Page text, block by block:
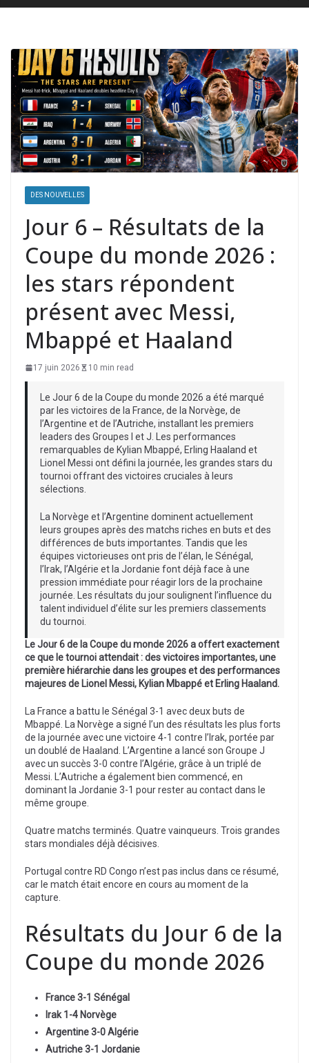
DES NOUVELLES
Jour 6 – Résultats de la
Coupe du monde 2026 :
les stars répondent
présent avec Messi,
Mbappé et Haaland
17 juin 2026 10 min read
Le Jour 6 de la Coupe du monde 2026 a été marqué
par les victoires de la France, de la Norvège, de
l’Argentine et de l’Autriche, installant les premiers
leaders des Groupes I et J. Les performances
remarquables de Kylian Mbappé, Erling Haaland et
Lionel Messi ont défini la journée, les grandes stars du
tournoi offrant des victoires cruciales à leurs
sélections.
La Norvège et l’Argentine dominent actuellement
leurs groupes après des matchs riches en buts et des
différences de buts importantes. Tandis que les
équipes victorieuses ont pris de l’élan, le Sénégal,
l’Irak, l’Algérie et la Jordanie font déjà face à une
pression immédiate pour réagir lors de la prochaine
journée. Les résultats du jour soulignent l’influence du
talent individuel d’élite sur les premiers classements
du tournoi.
Le Jour 6 de la Coupe du monde 2026 a offert exactement
ce que le tournoi attendait : des victoires importantes, une
première hiérarchie dans les groupes et des performances
majeures de Lionel Messi, Kylian Mbappé et Erling Haaland.
La France a battu le Sénégal 3-1 avec deux buts de
Mbappé. La Norvège a signé l’un des résultats les plus forts
de la journée avec une victoire 4-1 contre l’Irak, portée par
un doublé de Haaland. L’Argentine a lancé son Groupe J
avec un succès 3-0 contre l’Algérie, grâce à un triplé de
Messi. L’Autriche a également bien commencé, en
dominant la Jordanie 3-1 pour rester au contact dans le
même groupe.
Quatre matchs terminés. Quatre vainqueurs. Trois grandes
stars mondiales déjà décisives.
Portugal contre RD Congo n’est pas inclus dans ce résumé,
car le match était encore en cours au moment de la
capture.
Résultats du Jour 6 de la
Coupe du monde 2026
France 3-1 Sénégal
Irak 1-4 Norvège
Argentine 3-0 Algérie
Autriche 3-1 Jordanie